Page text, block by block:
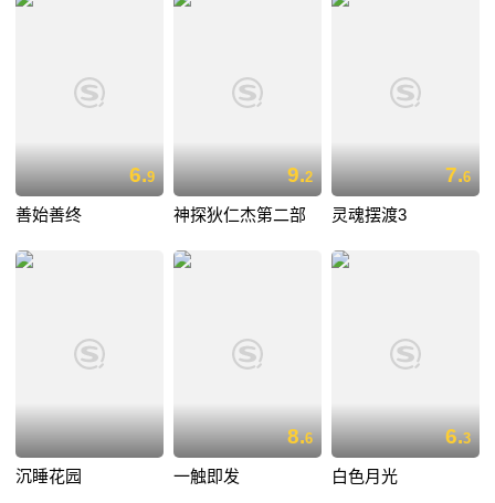
6.9
善始善终
9.2
神探狄仁杰第二部
7.6
灵魂摆渡3
沉睡花园
8.6
一触即发
6.3
白色月光